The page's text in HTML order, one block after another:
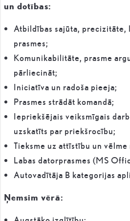
un dotības:
Atbildības sajūta, precizitāte,
prasmes;
Komunikabilitāte, prasme
pārliecināt;
Iniciatīva un radoša pieeja;
Prasmes strādāt komandā;
Iepriekšējais veiksmīgais
uzskatīts par priekšrocību;
Tieksme uz attīstību un vēlme
Labas datorprasmes (MS
Autovadītāja B kategorijas
Ņemsim vērā: